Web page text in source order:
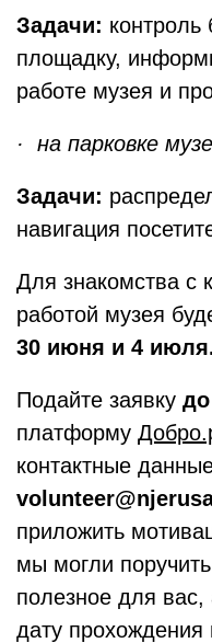
Задачи: контроль
площадку,
работе музея и
· на парковке
Задачи:
навигация
Для знакомства с
работой музея
30 июня и 4
Подайте заявку
платформу
контактные
приложить
мы могли
полезное для вас,
дату прохождения